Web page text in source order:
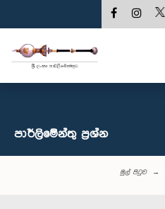
පාර්ලි‌මේන්තු‌ ප්‍රශ්න
මුල් පිටුව